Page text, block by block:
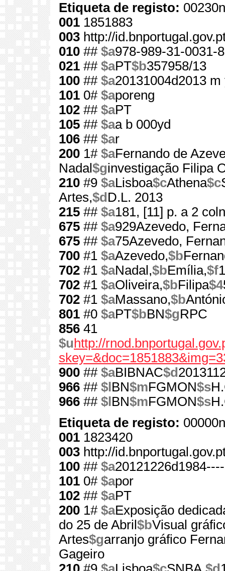
Etiqueta de registo:
001 1851883
003 http://
010 ## $a978-989-31-0031-8
021 ## $aPT$b357958/13
100 ## $a20131004d2013
101 0# $aporeng
102 ## $aPT
105 ## $aa b 000yd
106 ## $ar
200 1# $aFernando de
Nadal$ginvestigação Filipa
210 #9 $aLisboa$cAthena$c
Artes,$d D.L. 2013
215 ## $a181, [11] p. a 2
675 ## $a929Azevedo,
675 ## $a75Azevedo,
700 #1 $aAzevedo,$b
702 #1 $aNadal,$bEmília,$f
702 #1 $aOliveira,$bFilipa$4
702 #1 $aMassano,$b
801 #0 $aPT$bBN$gRPC
856 41
$u http://
900 ## $aBIBNAC$d
966 ## $l BN$mFGMON$s
966 ## $l BN$mFGMON$s
Etiqueta de registo:
001 1823420
003 http://
100 ## $a
101 0# $apor
102 ## $aPT
200 1# $aExposição
do 25 de Abril $bVisual
Artes$garranjo gráfico
Gageiro